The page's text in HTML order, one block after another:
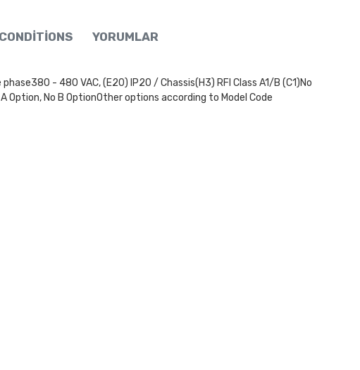
YORUMLAR
- 480 VAC, (E20) IP20 / Chassis(H3) RFI Class A1/B (C1)No
Option, No B OptionOther options according to Model Code